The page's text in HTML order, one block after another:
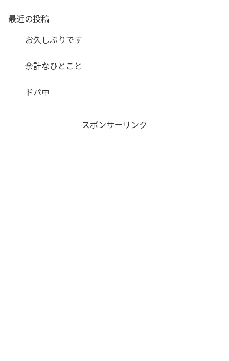
最近の投稿
お久しぶりです
余計なひとこと
ドパ中
スポンサーリンク